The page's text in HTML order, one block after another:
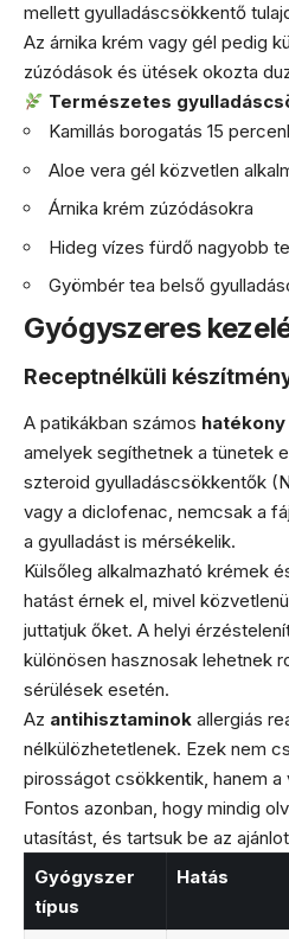
mellett gyulladáscsökkentő
Az árnika krém vagy gél pedig
zúzódások és ütések okozta
Természetes
Kamillás borogatás 15
Aloe vera gél közvetlen
Árnika krém zúzódásokra
Hideg vízes fürdő nagyobb
Gyömbér tea belső
Gyógyszeres
Receptnélküli
A patikákban számos
amelyek segíthetnek a tünetek
szteroid gyulladáscsökkentők
vagy a diclofenac, nemcsak a
a gyulladást is mérsékelik.
Külsőleg alkalmazható krémek
hatást érnek el, mivel
juttatjuk őket. A helyi
különösen hasznosak lehetnek
sérülések esetén.
Az antihisztaminok allergiás
nélkülözhetetlenek. Ezek nem
pirosságot csökkentik, hanem
Fontos azonban, hogy mindig
utasítást, és tartsuk be az
Gyógyszer
típus
Hatás